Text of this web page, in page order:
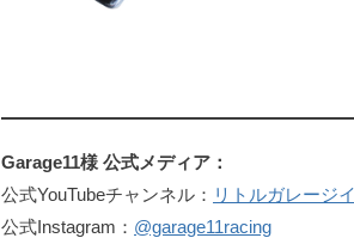
Garage11様 公式メディア：
公式YouTubeチャンネル： リトルガレージ
公式Instagram： @garage11racing